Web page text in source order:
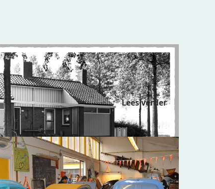
Boerderijwoninkjes – Ons
Rotterdam
Lees verder
Vereniging de Alternatieve
Garage ’t Eendeëi